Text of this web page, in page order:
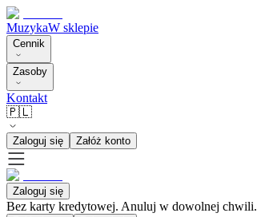
MuzykaW sklepie
Cennik
Zasoby
Kontakt
🇵🇱
Zaloguj się Załóż konto
Zaloguj się
Bez karty kredytowej. Anuluj w dowolnej chwili.